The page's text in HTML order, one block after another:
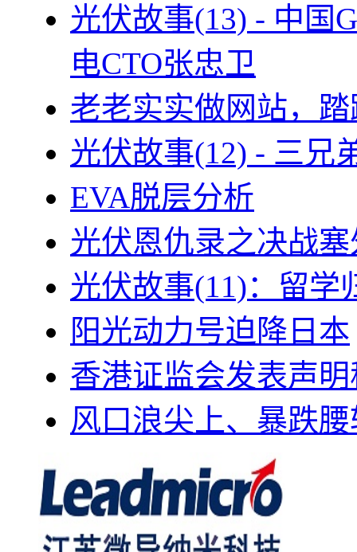
光伏故事(13) - 中国
电CTO张忠卫
老老实实做网站，
光伏故事(12) - 三兄
EVA脱层分析
光伏恩仇录之决战
光伏故事(11)：留学
阳光动力号迫降日本
香港证监会发表声
风口浪尖上、暴跌